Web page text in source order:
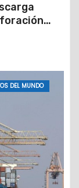
DEL MUNDO